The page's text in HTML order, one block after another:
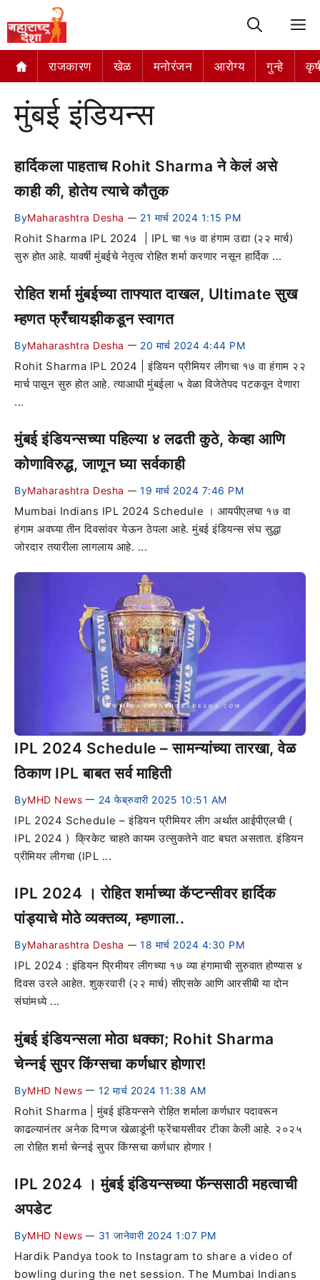
राजकारण खेळ मनोरंजन आरोग्य गुन्हे
मुंबई इंडियन्स
हार्दिकला पाहताच Rohit Sharma ने केलं असे
काही की, होतेय त्याचे कौतुक
ByMaharashtra Desha — 21 मार्च 2024 1:15 PM
Rohit Sharma IPL 2024 | IPL चा १७ वा हंगाम उद्या (२२ मार्च)
सुरु होत आहे. यावर्षी मुंबईचे नेतृत्व रोहित शर्मा करणार नसून हार्दिक ...
रोहित शर्मा मुंबईच्या ताफ्यात दाखल, Ultimate सुख
म्हणत फ्रँचायझीकडून स्वागत
ByMaharashtra Desha — 20 मार्च 2024 4:44 PM
Rohit Sharma IPL 2024 | इंडियन प्रीमियर लीगचा १७ वा हंगाम २२
मार्च पासून सुरु होत आहे. त्याआधी मुंबईला ५ वेळा विजेतेपद पटकवून देणारा
...
मुंबई इंडियन्सच्या पहिल्या ४ लढती कुठे, केव्हा आणि
कोणाविरुद्ध, जाणून घ्या सर्वकाही
ByMaharashtra Desha — 19 मार्च 2024 7:46 PM
Mumbai Indians IPL 2024 Schedule । आयपीएलचा १७ वा
हंगाम अवघ्या तीन दिवसांवर येऊन ठेपला आहे. मुंबई इंडियन्स संघ सुद्धा
जोरदार तयारीला लागलाय आहे. ...
IPL 2024 Schedule – सामन्यांच्या तारखा, वेळ
ठिकाण IPL बाबत सर्व माहिती
ByMHD News — 24 फेब्रुवारी 2025 10:51 AM
IPL 2024 Schedule – इंडियन प्रीमियर लीग अर्थात आईपीएलची (
IPL 2024 ) क्रिकेट चाहते कायम उत्सुकतेने वाट बघत असतात. इंडियन
प्रीमियर लीगचा (IPL ...
IPL 2024 । रोहित शर्माच्या कॅप्टन्सीवर हार्दिक
पांड्याचे मोठे व्यक्तव्य, म्हणाला..
ByMaharashtra Desha — 18 मार्च 2024 4:30 PM
IPL 2024 : इंडियन प्रिमीयर लीगच्या १७ व्या हंगामाची सुरुवात होण्यास ४
दिवस उरले आहेत. शुक्रवारी (२२ मार्च) सीएसके आणि आरसीबी या दोन
संघांमध्ये ...
मुंबई इंडियन्सला मोठा धक्का; Rohit Sharma
चेन्नई सुपर किंग्सचा कर्णधार होणार!
ByMHD News — 12 मार्च 2024 11:38 AM
Rohit Sharma | मुंबई इंडियन्सने रोहित शर्माला कर्णधार पदावरून
काढल्यानंतर अनेक दिग्गज खेळाडूंनी फ्रेंचायसीवर टीका केली आहे. २०२५
ला रोहित शर्मा चेन्नई सुपर किंग्सचा कर्णधार होणार !
IPL 2024 । मुंबई इंडियन्सच्या फॅन्ससाठी महत्वाची
अपडेट
ByMHD News — 31 जानेवारी 2024 1:07 PM
Hardik Pandya took to Instagram to share a video of
bowling during the net session. The Mumbai Indians